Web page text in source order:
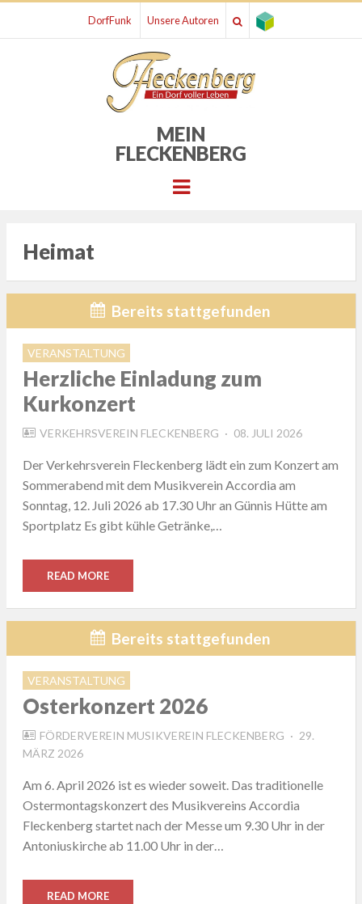
DorfFunk Unsere Autoren
MEIN
FLECKENBERG
Menu
Heimat
Bereits stattgefunden
VERANSTALTUNG
Herzliche Einladung zum
Kurkonzert
VERKEHRSVEREIN FLECKENBERG
POSTED
08. JULI 2026
Der Verkehrsverein Fleckenberg lädt ein zum Konzert am
Sommerabend mit dem Musikverein Accordia am
Sonntag, 12. Juli 2026 ab 17.30 Uhr an Günnis Hütte am
Sportplatz Es gibt kühle Getränke,…
READ MORE
Bereits stattgefunden
VERANSTALTUNG
Osterkonzert 2026
FÖRDERVEREIN MUSIKVEREIN FLECKENBERG
POSTED
29.
MÄRZ 2026
Am 6. April 2026 ist es wieder soweit. Das traditionelle
Ostermontagskonzert des Musikvereins Accordia
Fleckenberg startet nach der Messe um 9.30 Uhr in der
Antoniuskirche ab 11.00 Uhr in der…
READ MORE